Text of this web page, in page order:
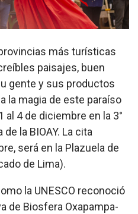
más turísticas
paisajes, buen
gente y sus productos
la magia de este paraíso
al 4 de diciembre en la 3°
la BIOAY. La cita
será en la Plazuela de
de Lima).
la UNESCO reconoció
de Biosfera Oxapampa-